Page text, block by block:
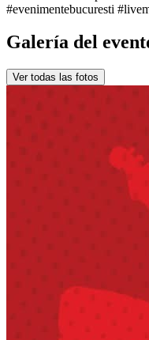
#evenimentebucuresti
Galería del
Ver todas las fotos